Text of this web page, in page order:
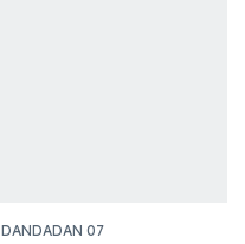
DANDADAN 07